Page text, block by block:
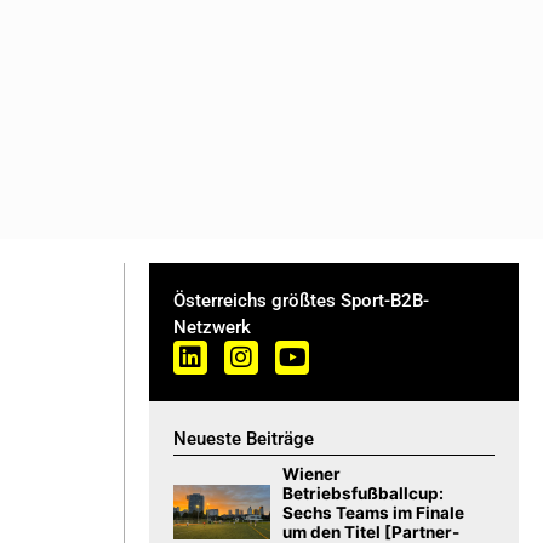
Österreichs größtes Sport-B2B-
Netzwerk
Neueste Beiträge
Wiener
Betriebsfußballcup:
Sechs Teams im Finale
um den Titel [Partner-